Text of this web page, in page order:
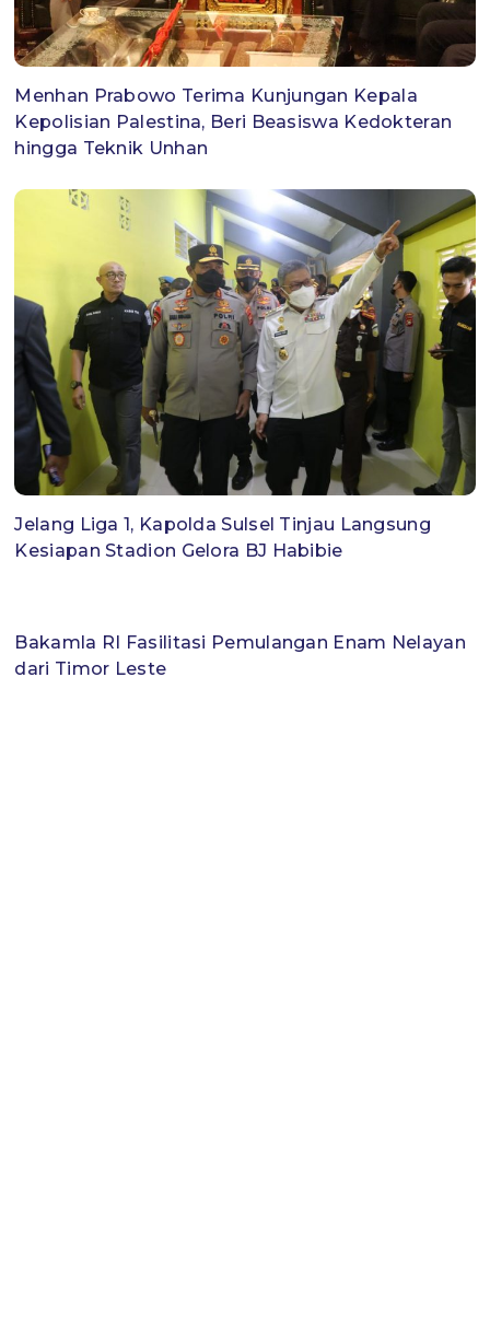
Menhan Prabowo Terima Kunjungan Kepala
Kepolisian Palestina, Beri Beasiswa Kedokteran
hingga Teknik Unhan
Jelang Liga 1, Kapolda Sulsel Tinjau Langsung
Kesiapan Stadion Gelora BJ Habibie
Bakamla RI Fasilitasi Pemulangan Enam Nelayan
dari Timor Leste